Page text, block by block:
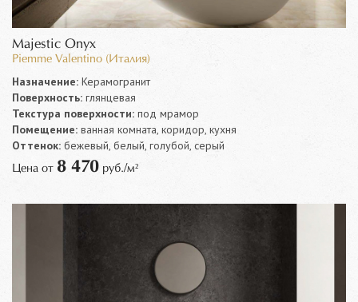
Majestic Onyx
Piemme Valentino (Италия)
Назначение: Керамогранит
Поверхность: глянцевая
Текстура поверхности: под мрамор
Помещение: ванная комната, коридор, кухня
Оттенок: бежевый, белый, голубой, серый
Цена от 8 470 руб./м²